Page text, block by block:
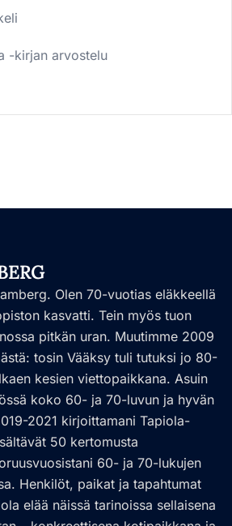
-kirjan arvostelu
Olen 70-vuotias eläkkeellä
kasvatti. Tein myös tuon
pitkän uran. Muutimme 2009
tosin Vääksy tuli tutuksi jo 80-
kesien viettopaikkana. Asuin
koko 60- ja 70-luvun ja hyvän
2021 kirjoittamani Tapiola-
50 kertomusta
60- ja 70-lukujen
Henkilöt, paikat ja tapahtumat
elää näissä tarinoissa sellaisena